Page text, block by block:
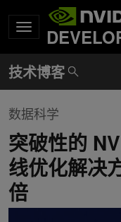
数据科学
突破性的
线优化解决
倍